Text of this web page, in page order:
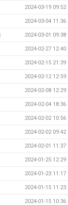
2024-03-19 09:52
2024-03-04 11:36
2024-03-01 09:38
2024-02-27 12:40
2024-02-15 21:39
2024-02-12 12:59
2024-02-08 12:29
2024-02-04 18:36
2024-02-02 10:56
2024-02-02 09:42
2024-02-01 11:37
2024-01-25 12:29
2024-01-23 11:17
2024-01-15 11:23
2024-01-15 10:36